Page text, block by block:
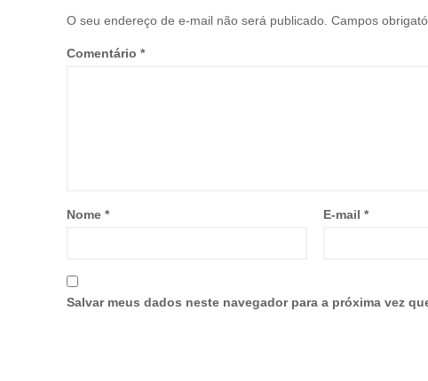
O seu endereço de e-mail não será publicado. Campos
Comentário *
Nome * E-mail *
Salvar meus dados neste navegador para a próxima vez